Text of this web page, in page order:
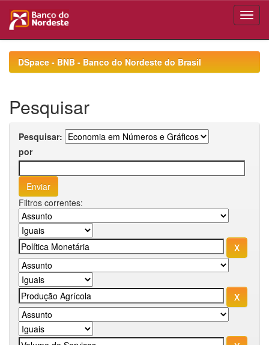
navigationDSpace - BNB - Banco do Nordeste do Brasil
Pesquisar
Pesquisar:
por
Filtros correntes: